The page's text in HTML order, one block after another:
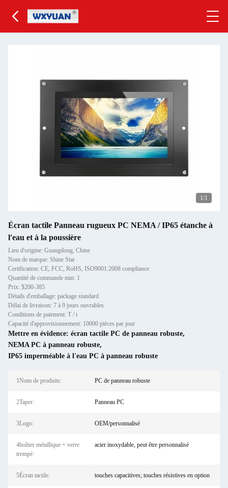
1/1
Écran tactile Panneau rugueux PC NEMA / IP65 étanche à
l'eau et à la poussière
Lieu d'origine: Guangdong, Chine
Nom de marque: Shine Star
Certification: CE, FCC, RoHS, ISO9001:2008 compliance
Quantité de commande min: 1
Prix: $200-385
Détails d'emballage: package standard
Délai de livraison: 7 à 9 jours ouvrables
Conditions de paiement: T / t
Capacité d'approvisionnement: 10000 pièces par jour
Mettre en évidence: écran tactile PC de panneau robuste,
NEMA PC à panneau robuste,
IP65 imperméable à l'eau PC à panneau robuste
1Nom de produits: PC de panneau robuste
2Taper: Panneau PC
3Logo: OEM/personnalisé
4boîtier métallique + verre
trempé:
acier inoxydable, peut être personnalisé
5Écran tactile: touches capacitives; touches résistives en option